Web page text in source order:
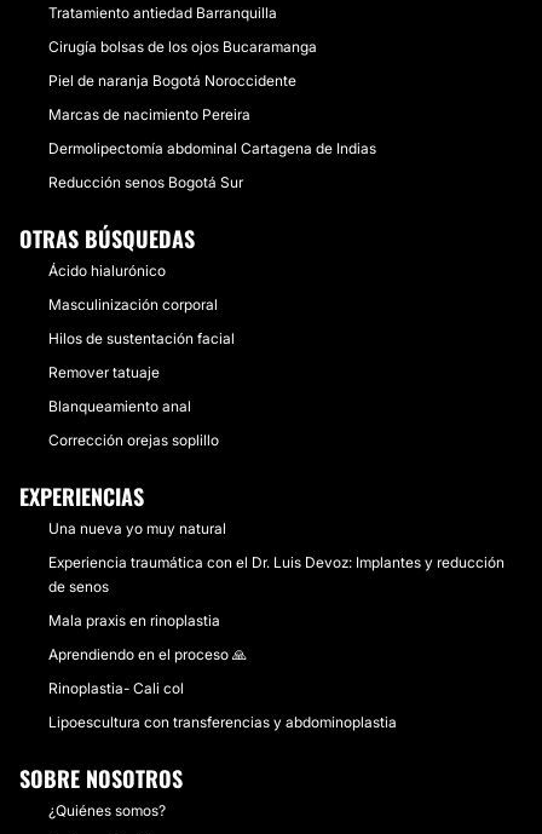
Tratamiento antiedad Barranquilla
Cirugía bolsas de los ojos Bucaramanga
Piel de naranja Bogotá Noroccidente
Marcas de nacimiento Pereira
Dermolipectomía abdominal Cartagena de Indias
Reducción senos Bogotá Sur
OTRAS BÚSQUEDAS
Ácido hialurónico
Masculinización corporal
Hilos de sustentación facial
Remover tatuaje
Blanqueamiento anal
Corrección orejas soplillo
EXPERIENCIAS
Una nueva yo muy natural
Experiencia traumática con el Dr. Luis Devoz: Implantes y reducción
de senos
Mala praxis en rinoplastia
Aprendiendo en el proceso 🙏
Rinoplastia- Cali col
Lipoescultura con transferencias y abdominoplastia
SOBRE NOSOTROS
¿Quiénes somos?